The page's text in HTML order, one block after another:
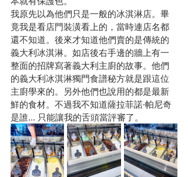
我原先以為他們只是一般的冰淇淋店。畢
竟我是看店門裝潢看上的，當時連店名都
還不知道。後來才知道他們賣的是傳統的
義大利冰淇淋。如店後右手邊的牆上有一
整面的招牌寫著義大利主廚的故事。他們
的義大利冰淇淋獨門食譜秘方就是跟這位
主廚學來的。另外他們也說用的都是最新
鮮的食材。不過我不知道薩拉菲諾·帕尼奇
是誰... 只能讓我的舌頭當評審了。